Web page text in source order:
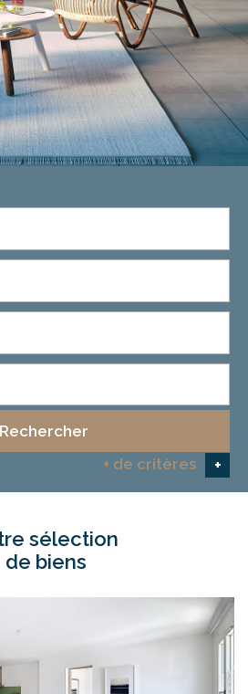
25KM
Rechercher
+ de critères
+
sélection
de biens